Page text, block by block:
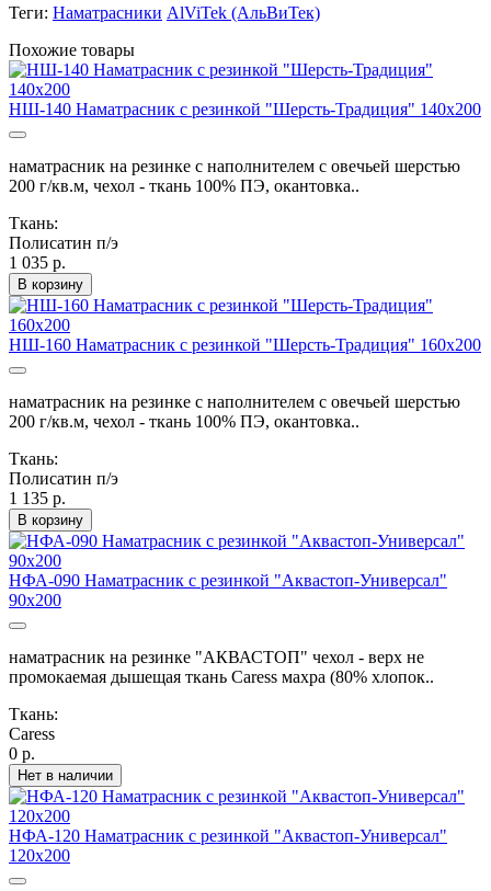
Теги: Наматрасники AlViTek (АльВиТек)
Похожие товары
НШ-140 Наматрасник с резинкой "Шерсть-Традиция" 140х200
наматрасник на резинке с наполнителем с овечьей шерстью
200 г/кв.м, чехол - ткань 100% ПЭ, окантовка..
Ткань:
Полисатин п/э
1 035 р.
В корзину
НШ-160 Наматрасник с резинкой "Шерсть-Традиция" 160х200
наматрасник на резинке с наполнителем с овечьей шерстью
200 г/кв.м, чехол - ткань 100% ПЭ, окантовка..
Ткань:
Полисатин п/э
1 135 р.
В корзину
НФА-090 Наматрасник с резинкой "Аквастоп-Универсал"
90х200
наматрасник на резинке "АКВАСТОП" чехол - верх не
промокаемая дышещая ткань Caress махра (80% хлопок..
Ткань:
Caress
0 р.
Нет в наличии
НФА-120 Наматрасник с резинкой "Аквастоп-Универсал"
120х200